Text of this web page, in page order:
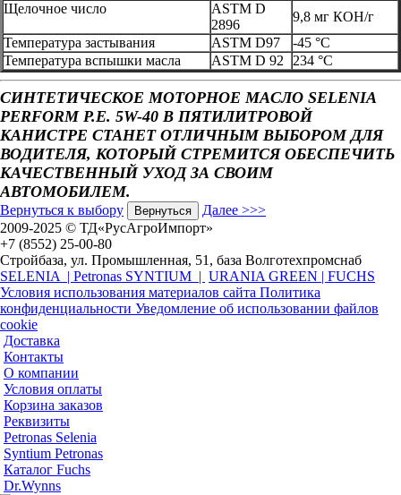
Щелочное число
ASTM D
2896
9,8 мг КОН/г
Температура застывания
ASTM D97
-45 °C
Температура вспышки масла
ASTM D 92 234 °C
СИНТЕТИЧЕСКОЕ МОТОРНОЕ МАСЛО SELENIA
PERFORM P.E. 5W-40 В ПЯТИЛИТРОВОЙ
КАНИСТРЕ СТАНЕТ ОТЛИЧНЫМ ВЫБОРОМ ДЛЯ
ВОДИТЕЛЯ, КОТОРЫЙ СТРЕМИТСЯ ОБЕСПЕЧИТЬ
КАЧЕСТВЕННЫЙ УХОД ЗА СВОИМ
АВТОМОБИЛЕМ.
Вернуться к выбору
Далее >>>
2009-2025 © ТД«РусАгроИмпорт»
+7 (8552) 25-00-80
Стройбаза, ул. Промышленная, 51, база Волготехпромснаб
SELENIA | Petronas SYNTIUM | URANIA GREEN | FUCHS
Условия использования материалов сайта Политика
конфиденциальности Уведомление об использовании файлов
cookie
Доставка
Контакты
О компании
Условия оплаты
Корзина заказов
Реквизиты
Petronas Selenia
Syntium Petronas
Каталог Fuchs
Dr.Wynns